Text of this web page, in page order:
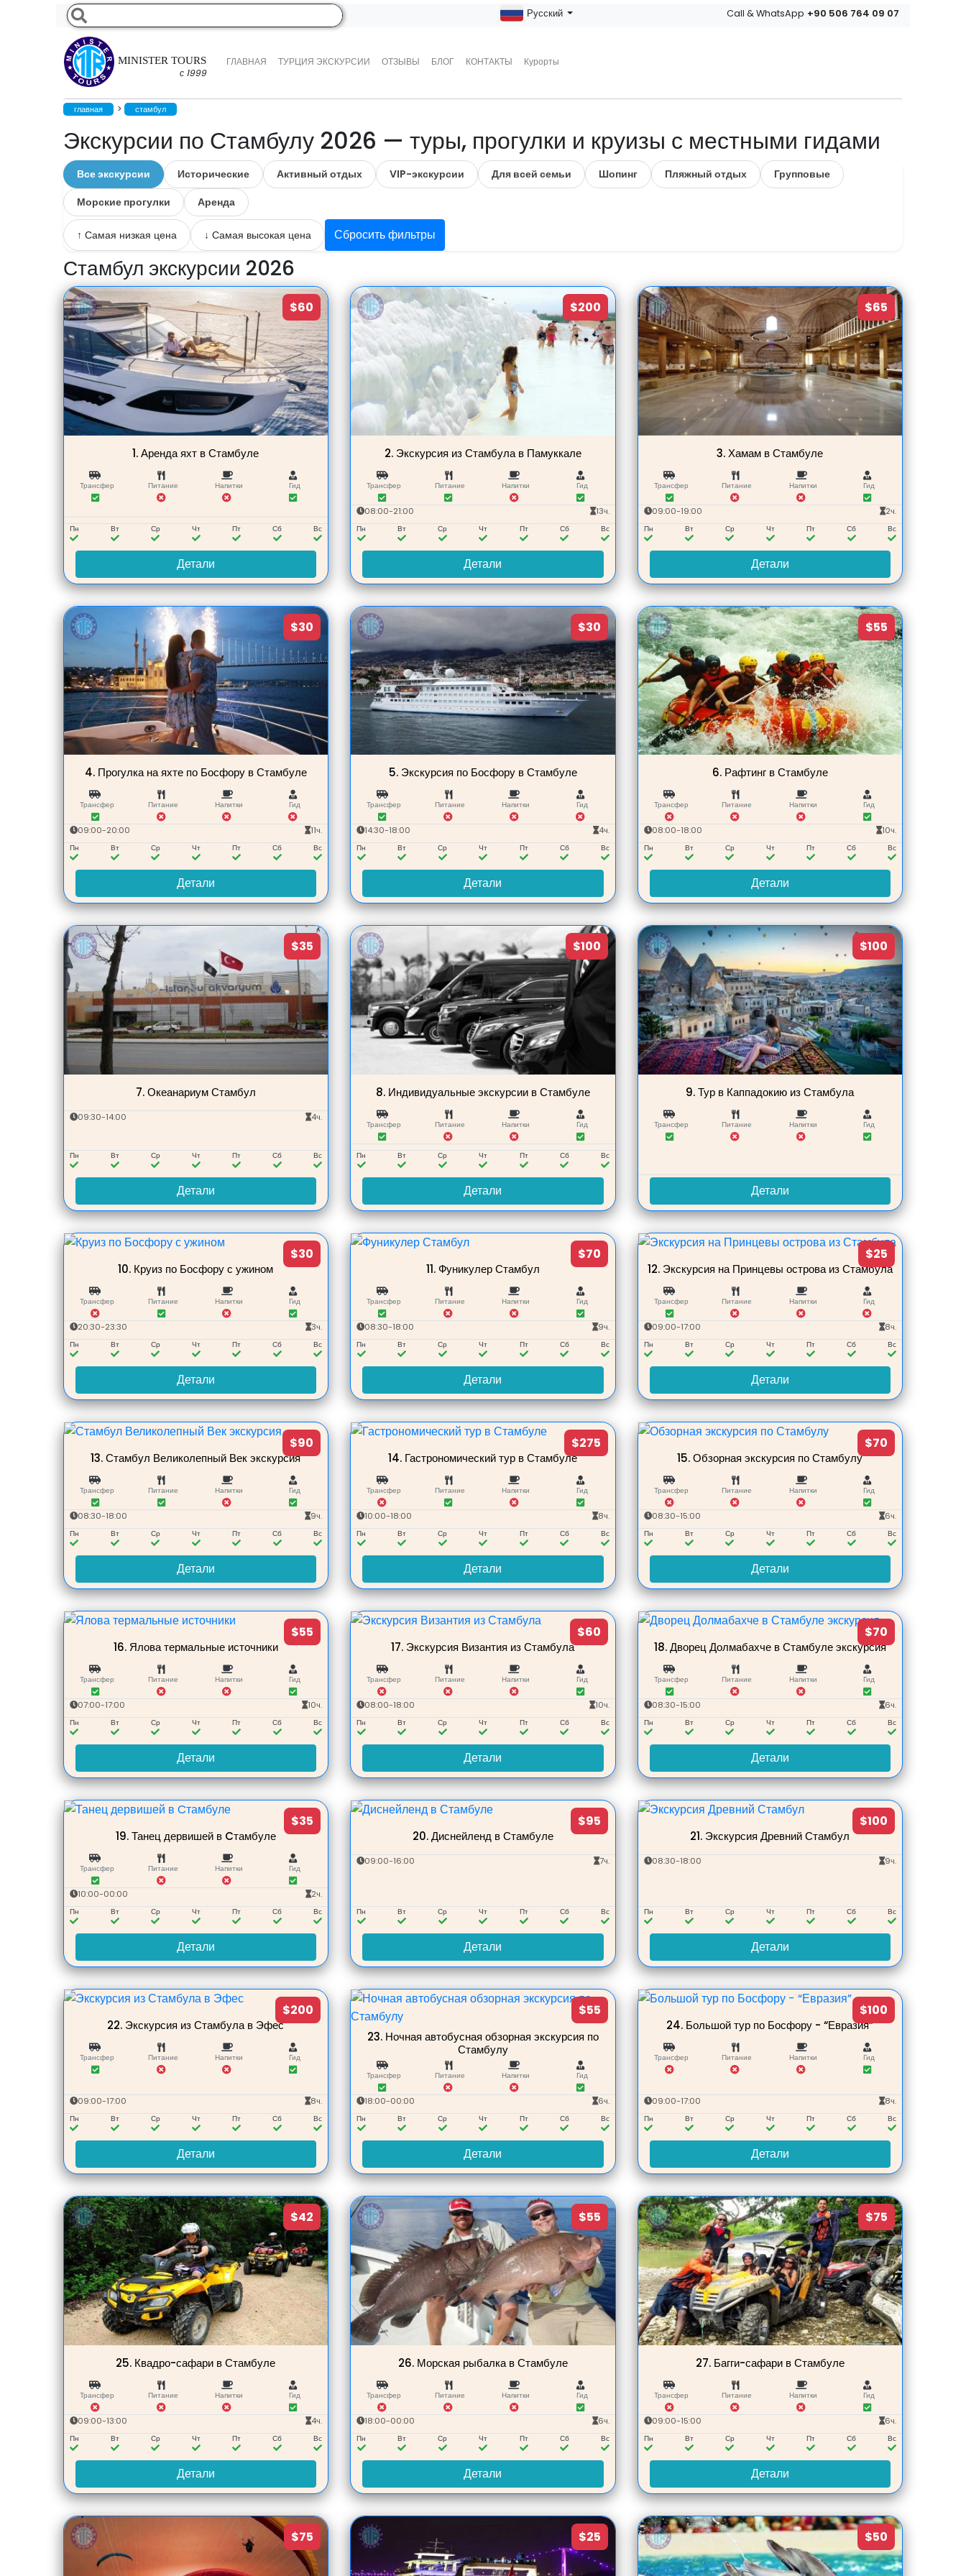
MINISTER TOURS
с 1999
ГЛАВНАЯ ТУРЦИЯ ЭКСКУРСИИ ОТЗЫВЫ БЛОГ КОНТАКТЫ Курорты
Русский Call & WhatsApp +90 506 764 09 07
главная > стамбул
Экскурсии по Стамбулу 2026 — туры, прогулки и круизы с местными гидами
Все экскурсии Исторические Активный отдых VIP-экскурсии Для всей семьи Шопинг Пляжный отдых
Групповые
Морские прогулки
Аренда
↑ Самая низкая цена ↓ Самая высокая цена Сбросить фильтры
Стамбул экскурсии 2026
$60
1.Аренда яхт в Стамбуле
Трансфер Питание Напитки Гид
Пн Вт Ср Чт Пт Сб Вс
Детали
$200
2. Экскурсия из Стамбула в Памуккале
Трансфер Питание Напитки Гид
08:00-21:00 13ч.
Пн Вт Ср Чт Пт Сб Вс
Детали
$65
3.Хамам в Стамбуле
Трансфер Питание Напитки Гид
09:00-19:00 2ч.
Пн Вт Ср Чт Пт Сб Вс
Детали
$30
4. Прогулка на яхте по Босфору в Стамбуле
Трансфер Питание Напитки Гид
09:00-20:00 11ч.
Пн Вт Ср Чт Пт Сб Вс
Детали
$30
5. Экскурсия по Босфору в Стамбуле
Трансфер Питание Напитки Гид
14:30-18:00 4ч.
Пн Вт Ср Чт Пт Сб Вс
Детали
$55
6. Рафтинг в Стамбуле
Трансфер Питание Напитки Гид
08:00-18:00 10ч.
Пн Вт Ср Чт Пт Сб Вс
Детали
$35
7.Океанариум Стамбул
09:30-14:00 4ч.
Пн Вт Ср Чт Пт Сб Вс
Детали
$100
8. Индивидуальные экскурсии в Стамбуле
Трансфер Питание Напитки Гид
Пн Вт Ср Чт Пт Сб Вс
Детали
$100
9.Тур в Каппадокию из Стамбула
Трансфер Питание Напитки Гид
Детали
$30
10. Круиз по Босфору с ужином
Трансфер Питание Напитки Гид
20:30-23:30 3ч.
Пн Вт Ср Чт Пт Сб Вс
Детали
$70
11.Фуникулер Стамбул
Трансфер Питание Напитки Гид
08:30-18:00 9ч.
Пн Вт Ср Чт Пт Сб Вс
Детали
$25
12. Экскурсия на Принцевы острова из Стамбула
Трансфер Питание Напитки Гид
09:00-17:00 8ч.
Пн Вт Ср Чт Пт Сб Вс
Детали
$90
13.Стамбул Великолепный Век экскурсия
Трансфер Питание Напитки Гид
08:30-18:00 9ч.
Пн Вт Ср Чт Пт Сб Вс
Детали
$275
14. Гастрономический тур в Стамбуле
Трансфер Питание Напитки Гид
10:00-18:00 8ч.
Пн Вт Ср Чт Пт Сб Вс
Детали
$70
15.Обзорная экскурсия по Стамбулу
Трансфер Питание Напитки Гид
08:30-15:00 6ч.
Пн Вт Ср Чт Пт Сб Вс
Детали
$55
16. Ялова термальные источники
Трансфер Питание Напитки Гид
07:00-17:00 10ч.
Пн Вт Ср Чт Пт Сб Вс
Детали
$60
17. Экскурсия Византия из Стамбула
Трансфер Питание Напитки Гид
08:00-18:00 10ч.
Пн Вт Ср Чт Пт Сб Вс
Детали
$70
18.Дворец Долмабахче в Стамбуле экскурсия
Трансфер Питание Напитки Гид
08:30-15:00 6ч.
Пн Вт Ср Чт Пт Сб Вс
Детали
$35
19.Танец дервишей в Cтамбуле
Трансфер Питание Напитки Гид
10:00-00:00 2ч.
Пн Вт Ср Чт Пт Сб Вс
Детали
$95
20.Диснейленд в Стамбуле
09:00-16:00 7ч.
Пн Вт Ср Чт Пт Сб Вс
Детали
$100
21. Экскурсия Древний Стамбул
08:30-18:00 9ч.
Пн Вт Ср Чт Пт Сб Вс
Детали
$200
22. Экскурсия из Стамбула в Эфес
Трансфер Питание Напитки Гид
09:00-17:00 8ч.
Пн Вт Ср Чт Пт Сб Вс
Детали
$55
23. Ночная автобусная обзорная экскурсия по
Стамбулу
Трансфер Питание Напитки Гид
18:00-00:00 6ч.
Пн Вт Ср Чт Пт Сб Вс
Детали
$100
24. Большой тур по Босфору - “Евразия”
Трансфер Питание Напитки Гид
09:00-17:00 8ч.
Пн Вт Ср Чт Пт Сб Вс
Детали
$42
25. Квадро-сафари в Стамбуле
Трансфер Питание Напитки Гид
09:00-13:00 4ч.
Пн Вт Ср Чт Пт Сб Вс
Детали
$55
26. Морская рыбалка в Стамбуле
Трансфер Питание Напитки Гид
18:00-00:00 6ч.
Пн Вт Ср Чт Пт Сб Вс
Детали
$75
27. Багги-сафари в Стамбуле
Трансфер Питание Напитки Гид
09:00-15:00 6ч.
Пн Вт Ср Чт Пт Сб Вс
Детали
$75 $25 $50